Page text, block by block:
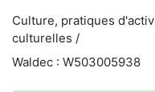
Culture, pratiques
culturelles /
Waldec : W503005938